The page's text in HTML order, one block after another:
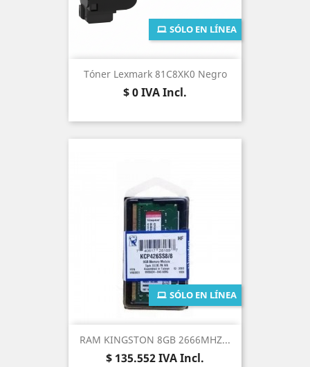
Tóner Lexmark 81C8XK0 Negro
Precio
$ 0IVA Incl.
SÓLO EN LÍNEA
RAM KINGSTON 8GB 2666MHZ...
Precio
$ 135.552IVA Incl.
SÓLO EN LÍNEA